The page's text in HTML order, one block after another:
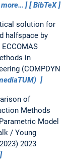
more… BibTeX
solution for
halfspace by
in
(COMPDYN
of
Methods
Model
/ Young
2023